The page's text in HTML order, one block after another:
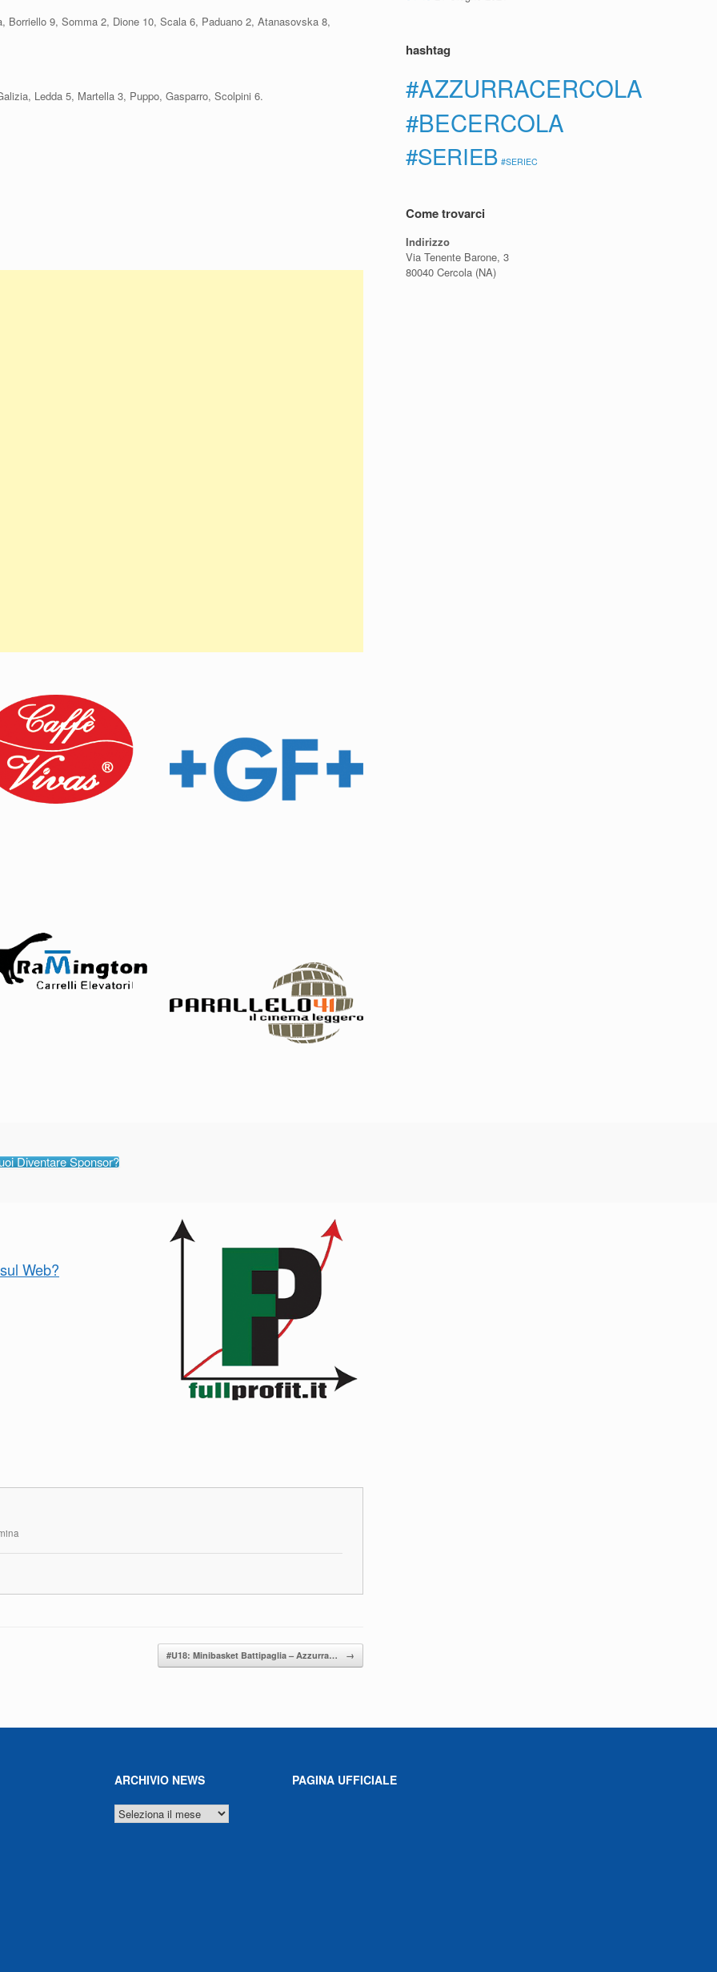
Borriello 9, Somma 2, Dione 10, Scala 6, Paduano 2, Atanasovska 8,
Ledda 5, Martella 3, Puppo, Gasparro, Scolpini 6.
Diventare Sponsor?
Web?
#U18: Minibasket Battipaglia – Azzurra… →
hashtag
#AZZURRACERCOLA
#BECERCOLA
#SERIEB #SERIEC
Come trovarci
Indirizzo
Via Tenente Barone, 3
80040 Cercola (NA)
ARCHIVIO NEWS
ARCHIVIO
NEWS
PAGINA UFFICIALE